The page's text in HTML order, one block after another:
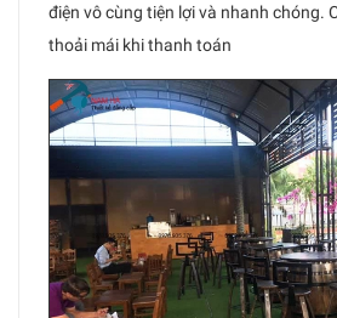
điện vô cùng tiện lợi và nhanh chóng.
thoải mái khi thanh toán